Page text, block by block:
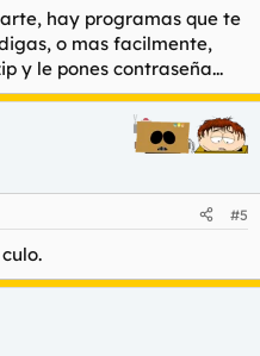
hay programas que te
o mas facilmente,
y le pones contraseña...
#5